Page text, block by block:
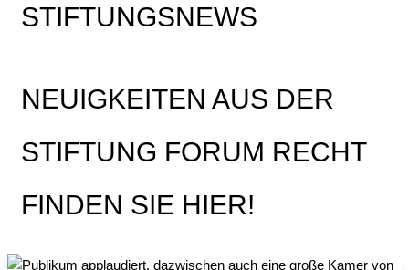
STIFTUNGSNEWS
NEUIGKEITEN AUS DER
STIFTUNG FORUM RECHT
FINDEN SIE HIER!